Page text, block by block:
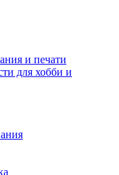
и печати
для хобби и